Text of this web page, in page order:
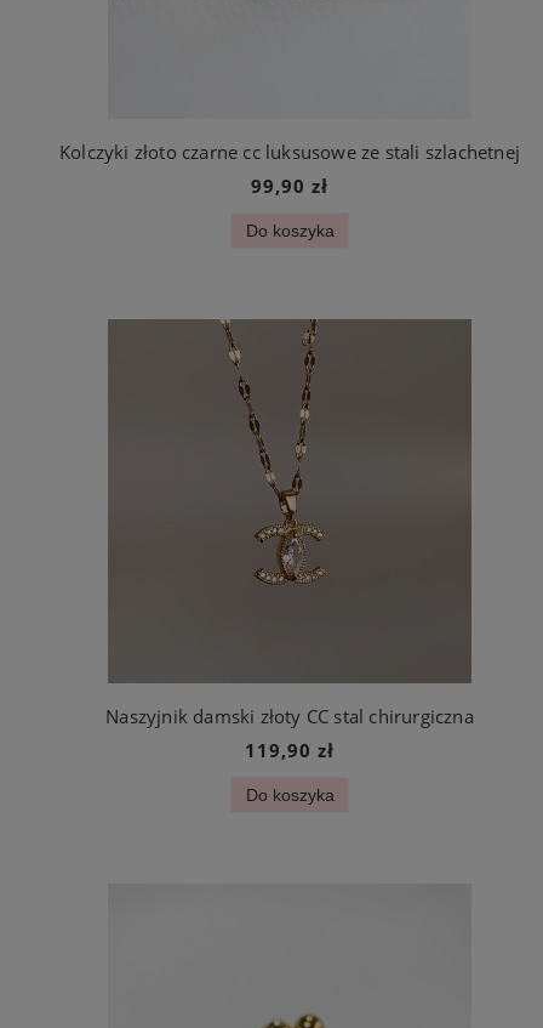
Kolczyki złoto czarne cc luksusowe ze stali szlachetnej
99,90 zł
Do koszyka
Naszyjnik damski złoty CC stal chirurgiczna
119,90 zł
Do koszyka